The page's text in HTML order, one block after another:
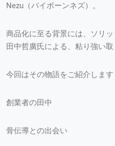
Nezu（バイボーンネズ）。
商品化に至る背景には、ソリ
田中哲廣氏による、粘り強い取
今回はその物語をご紹介します
創業者の田中
骨伝導との出会い